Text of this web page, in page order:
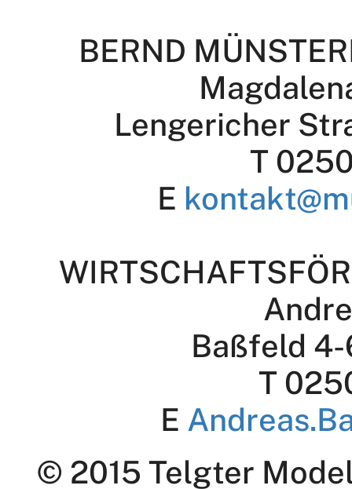
BERND
Lengericher
T
E
Baßfeld
T
E
© 2015 Telgter